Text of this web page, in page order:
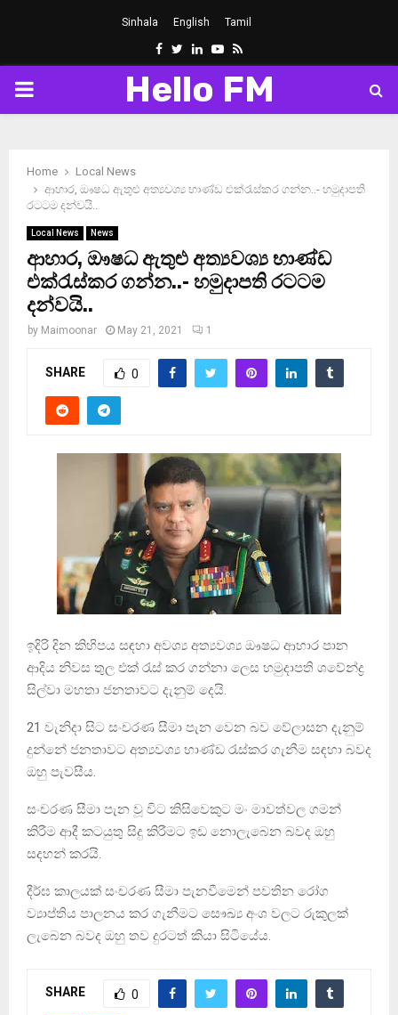
Sinhala English Tamil
Facebook
Twitter
LinkedinYoutube
Rss
PRIMARY
Hello FM
Home
Local News
ආහාර, ඖෂධ ඇතුළු අත්‍යවශ්‍ය භාණ්ඩ එක්රැස්කර ගන්න..- හමුදාපති
රටටම දන්වයි..
Local News News
ආහාර, ඖෂධ ඇතුළු අත්‍යවශ්‍ය භාණ්ඩ
එක්රැස්කර ගන්න..- හමුදාපති රටටම
දන්වයි..
by Maimoonar May 21, 2021 1
SHARE 0
ඉදිරි දින කිහිපය සඳහා අවශ්‍ය අත්‍යවශ්‍ය ඖෂධ ආහාර පාන
ආදිය නිවස තුල එක් රැස් කර ගන්නා ලෙස හමුදාපති ශවේන්ද්‍ර
සිල්වා මහතා ජනතාවට දැනුම් දෙයි.
21 වැනිදා සිට සංචරණ සීමා පැන වෙන බව වේලාසන දැනුම්
දුන්නේ ජනතාවට අත්‍යවශ්‍ය භාණ්ඩ රැස්කර ගැනීම සඳහා බවද
ඔහු පැවසීය.
සංචරණ සීමා පැන වූ විට කිසිවෙකුට මං මාවත්වල ගමන්
කිරීම ආදී කටයුතු සිදු කිරීමට ඉඩ නොලැබෙන බවද ඔහු
සදහන් කරයි.
දීර්ඝ කාලයක් සංචරණ සීමා පැනවීමෙන් පවතින රෝග
ව්‍යාප්තිය පාලනය කර ගැනීමට සෞඛ්‍ය අංශ වලට රුකුලක්
ලැබෙන බවද ඔහු තව දුරටත් කියා සිටියේය.
SHARE 0